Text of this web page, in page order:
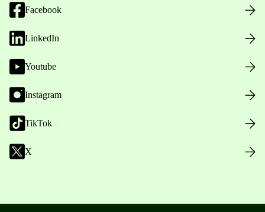
Facebook
LinkedIn
Youtube
Instagram
TikTok
X